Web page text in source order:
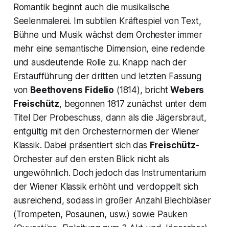
Romantik beginnt auch die musikalische
Seelenmalerei. Im subtilen Kräftespiel von Text,
Bühne und Musik wächst dem Orchester immer
mehr eine semantische Dimension, eine redende
und ausdeutende Rolle zu. Knapp nach der
Erstaufführung der dritten und letzten Fassung
von Beethovens Fidelio (1814), brichtWebers
Freischütz, begonnen 1817 zunächst unter dem
Titel
Der Probeschuss, dann als die Jägersbraut,
entgültig mit den Orchesternormen der Wiener
Klassik. Dabei präsentiert sich das Freischütz-
Orchester auf den ersten Blick nicht als
ungewöhnlich. Doch jedoch das Instrumentarium
der Wiener Klassik erhöht und verdoppelt sich
ausreichend, sodass in großer Anzahl Blechbläser
(Trompeten, Posaunen, usw.) sowie Pauken